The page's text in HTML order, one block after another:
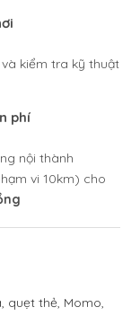
kiểm tra kỹ thuật
phí
nội thành
vi 10km) cho
quẹt thẻ, Momo,